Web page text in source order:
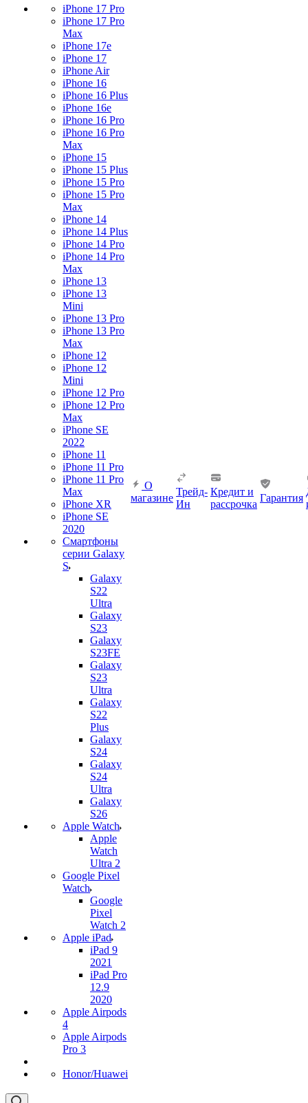
iPhone 17 Pro
iPhone 17 Pro
Max
iPhone 17e
iPhone 17
iPhone Air
iPhone 16
iPhone 16 Plus
iPhone 16e
iPhone 16 Pro
iPhone 16 Pro
Max
iPhone 15
iPhone 15 Plus
iPhone 15 Pro
iPhone 15 Pro
Max
iPhone 14
iPhone 14 Plus
iPhone 14 Pro
iPhone 14 Pro
Max
iPhone 13
iPhone 13
Mini
iPhone 13 Pro
iPhone 13 Pro
Max
iPhone 12
iPhone 12
Mini
iPhone 12 Pro
iPhone 12 Pro
Max
iPhone SE
2022
iPhone 11
iPhone 11 Pro
iPhone 11 Pro
Max
iPhone XR
iPhone SE
2020
Смартфоны
серии Galaxy
S
Galaxy
S22
Ultra
Galaxy
S23
Galaxy
S23FE
Galaxy
S23
Ultra
Galaxy
S22
Plus
Galaxy
S24
Galaxy
S24
Ultra
Galaxy
S26
Apple Watch
Apple
Watch
Ultra 2
Google Pixel
Watch
Google
Pixel
Watch 2
Apple iPad
iPad 9
2021
iPad Pro
12.9
2020
Apple Airpods
4
Apple Airpods
Pro 3
Honor/Huawei
О
магазине
Трейд-
Ин
Кредит и
рассрочка
Гарантия